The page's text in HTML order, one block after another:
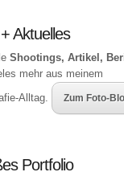
Aktuelles
Shootings, Artikel,
mehr aus meinem
Alltag.
Zum Foto-
Portfolio